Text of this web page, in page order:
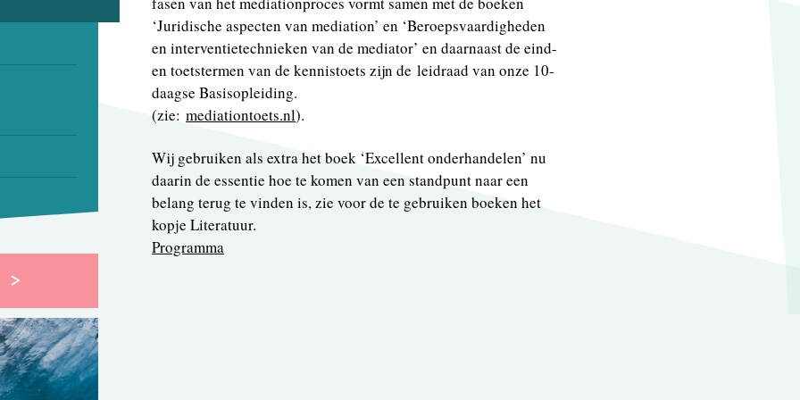
‘Juridische aspecten van mediation’ en ‘Beroepsvaardigheden
en interventietechnieken van de mediator’ en daarnaast de eind-
en toetstermen van de kennistoets zijn de leidraad van onze 10-
daagse Basisopleiding.
(zie:mediationtoets.nl).
Wij gebruiken als extra het boek ‘Excellent onderhandelen’ nu
daarin de essentie hoe te komen van een standpunt naar een
belang terug te vinden is, zie voor de te gebruiken boeken het
kopje Literatuur.
Programma